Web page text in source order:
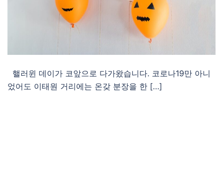
핼러윈 데이가 코앞으로 다가왔습니다. 코로나19만 아니
었어도 이태원 거리에는 온갖 분장을 한 […]